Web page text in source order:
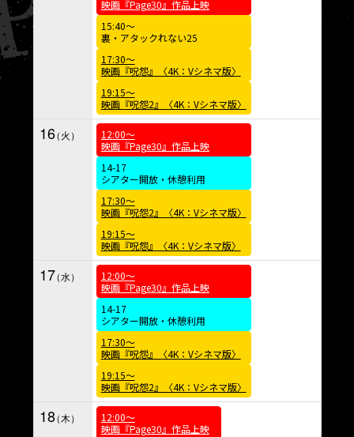
映画『Page30』作品上映
15:40～
裏・アタックれない25
17:30～
映画『呪怨』〈4K：Vシネマ版〉
19:15～
映画『呪怨2』〈4K：Vシネマ版〉
16
12:00～
映画『Page30』作品上映
14-17
シアター開放・休憩利用
17:30～
映画『呪怨2』〈4K：Vシネマ版〉
19:15～
映画『呪怨』〈4K：Vシネマ版〉
17
12:00～
映画『Page30』作品上映
14-17
シアター開放・休憩利用
17:30～
映画『呪怨』〈4K：Vシネマ版〉
19:15～
映画『呪怨2』〈4K：Vシネマ版〉
18
12:00～
映画『Page30』作品上映